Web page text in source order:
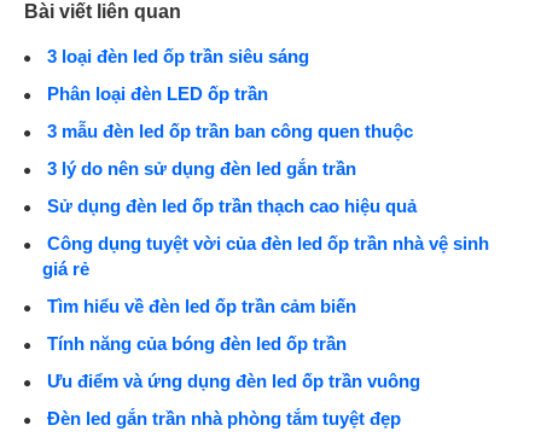
Bài viết liên quan
3 loại đèn led ốp trần siêu sáng
Phân loại đèn LED ốp trần
3 mẫu đèn led ốp trần ban công quen thuộc
3 lý do nên sử dụng đèn led gắn trần
Sử dụng đèn led ốp trần thạch cao hiệu quả
Công dụng tuyệt vời của đèn led ốp trần nhà vệ sinh
giá rẻ
Tìm hiểu về đèn led ốp trần cảm biến
Tính năng của bóng đèn led ốp trần
Ưu điểm và ứng dụng đèn led ốp trần vuông
Đèn led gắn trần nhà phòng tắm tuyệt đẹp